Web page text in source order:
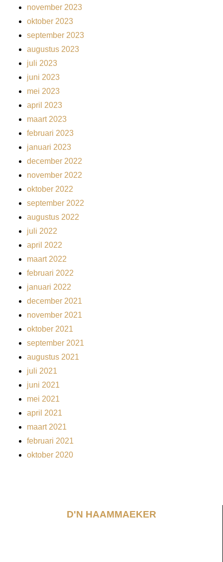
november 2023
oktober 2023
september 2023
augustus 2023
juli 2023
juni 2023
mei 2023
april 2023
maart 2023
februari 2023
januari 2023
december 2022
november 2022
oktober 2022
september 2022
augustus 2022
juli 2022
april 2022
maart 2022
februari 2022
januari 2022
december 2021
november 2021
oktober 2021
september 2021
augustus 2021
juli 2021
juni 2021
mei 2021
april 2021
maart 2021
februari 2021
oktober 2020
D'N HAAMMAEKER